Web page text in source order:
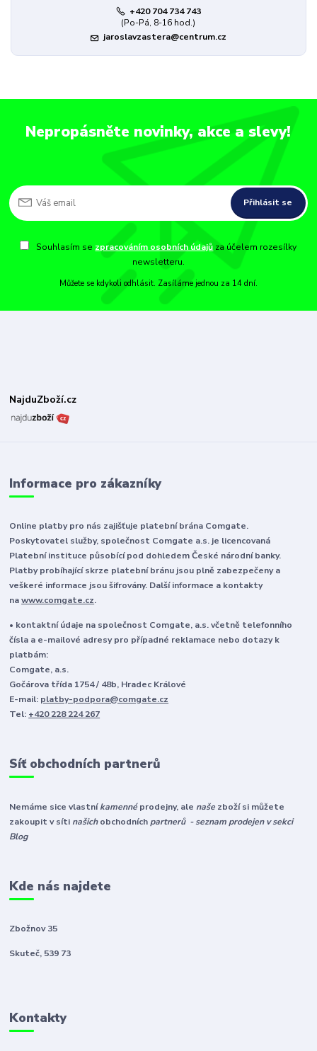
+420 704 734 743
(Po-Pá, 8-16 hod.)
jaroslavzastera@centrum.cz
Nepropásněte novinky, akce a slevy!
Přihlásit se
Souhlasím se zpracováním osobních údajů za účelem rozesílky
newsletteru.
Můžete se kdykoli odhlásit. Zasíláme jednou za 14 dní.
NajduZboží.cz
Informace pro zákazníky
Online platby pro nás zajišťuje platební brána Comgate.
Poskytovatel služby, společnost Comgate a.s. je licencovaná
Platební instituce působící pod dohledem České národní banky.
Platby probíhající skrze platební bránu jsou plně zabezpečeny a
veškeré informace jsou šifrovány. Další informace a kontakty
nawww.comgate.cz.
• kontaktní údaje na společnost Comgate, a.s. včetně telefonního
čísla a e-mailové adresy pro případné reklamace nebo dotazy k
platbám:
Comgate, a.s.
Gočárova třída 1754 / 48b, Hradec Králové
E-mail: platby-podpora@comgate.cz
Tel: +420 228 224 267
Síť obchodních partnerů
Nemáme sice vlastníkamennéprodejny, ale naše zboží si můžete
zakoupit v síti našichobchodních partnerů - seznam prodejen v sekci
Blog
Kde nás najdete
Zbožnov 35
Skuteč, 539 73
Kontakty